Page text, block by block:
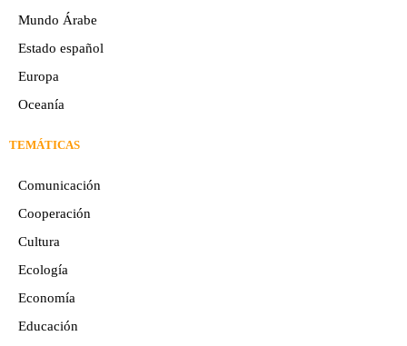
Mundo Árabe
Estado español
Europa
Oceaní­a
TEMÁTICAS
Comunicación
Cooperación
Cultura
Ecología
Economía
Educación